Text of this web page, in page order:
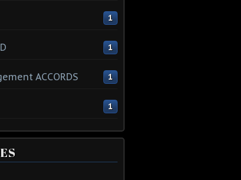
1
1
ACCORDS 1
1